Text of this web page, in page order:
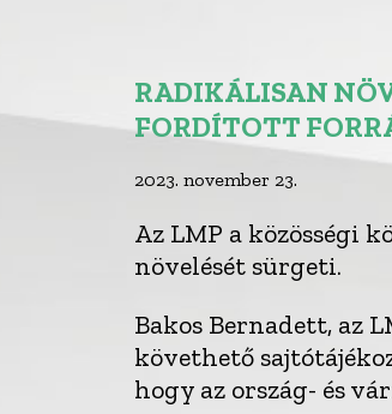
RADIKÁLISAN
FORDÍTOTT
2023. november 23.
Az LMP a közösségi
növelését sürgeti.
Bakos Bernadett, az
követhető
hogy az ország- és